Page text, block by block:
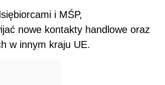
i MŚP,
nowe kontakty handlowe oraz
w innym kraju UE.